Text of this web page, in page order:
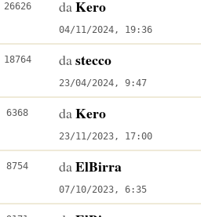
a
g
g
i
o
o
m
e
s
s
a
g
g
i
o
i
m
o
m
e
s
s
a
g
g
26626V
s
U
l
t
i
m
o
m
e
s
s
daKero
04/11/2024, 19:36
18764V
s
U
l
t
i
m
o
m
e
dastecco
23/04/2024, 9:47
6368V
s
U
l
t
i
m
daKero
23/11/2023, 17:00
8754V
s
U
l
t
daElBirra
07/10/2023, 6:35